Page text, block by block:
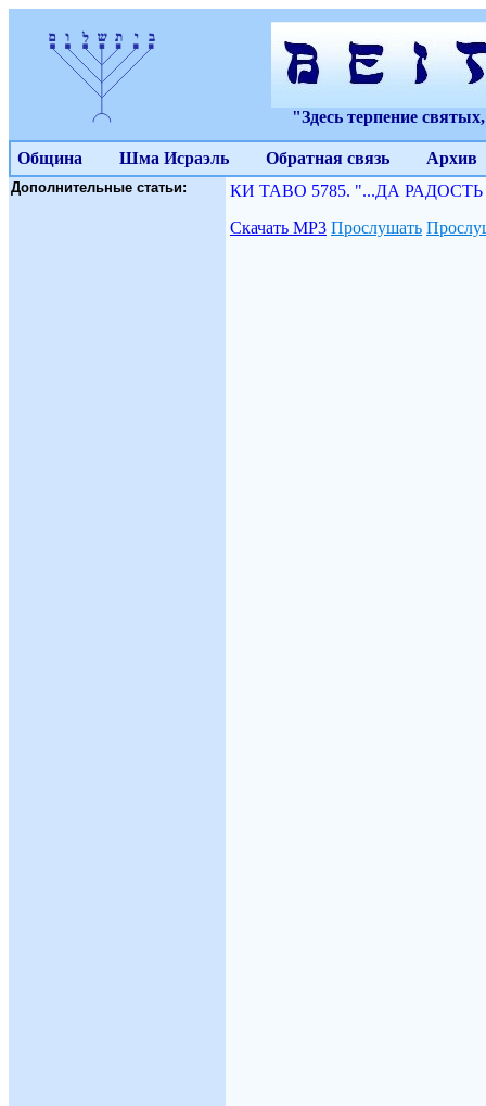
"Здесь терпение
Община Шма Исраэль Обратная связь Архив
Дополнительные статьи:
КИ ТАВО 5785. "...ДА РАДОСТЬ
Скачать МР3 Прослушать